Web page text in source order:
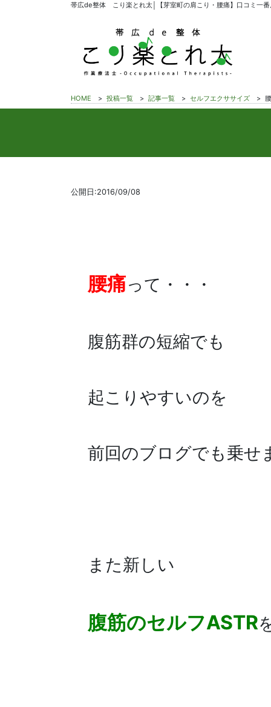
帯広de整体 こり楽とれ太│【芽室町の肩こり・腰痛】口コミ一番
HOME > 投稿一覧 > 記事一覧 > セルフエクササイズ >
公開日:2016/09/08
腰痛って・・・
腹筋群の短縮でも
起こりやすいのを
前回のブログでも乗せ
また新しい
腹筋のセルフASTR